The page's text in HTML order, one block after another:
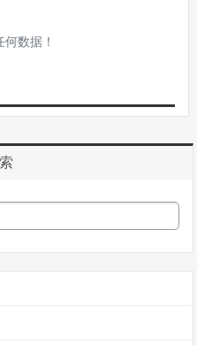
数据！